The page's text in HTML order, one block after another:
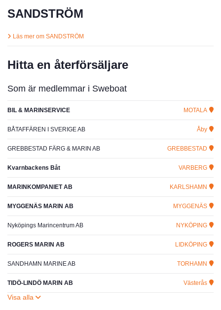
SANDSTRÖM
Läs mer om SANDSTRÖM
Hitta en återförsäljare
Som är medlemmar i Sweboat
BIL & MARINSERVICE MOTALA
BÅTAFFÄREN I SVERIGE AB Åby
GREBBESTAD FÄRG & MARIN AB GREBBESTAD
Kvarnbackens Båt VARBERG
MARINKOMPANIET AB KARLSHAMN
MYGGENÄS MARIN AB MYGGENÄS
Nyköpings Marincentrum AB NYKÖPING
ROGERS MARIN AB LIDKÖPING
SANDHAMN MARINE AB TORHAMN
TIDÖ-LINDÖ MARIN AB Västerås